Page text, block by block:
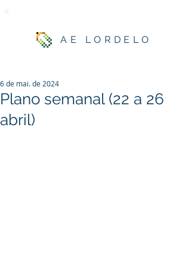
AE LORDELO
Plano semanal (22 a 26
abril)
6 de mai. de 2024